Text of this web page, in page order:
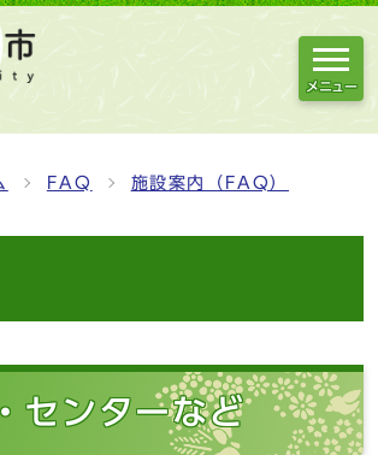
メニュー
FAQ 施設案内（FAQ）
センターなど